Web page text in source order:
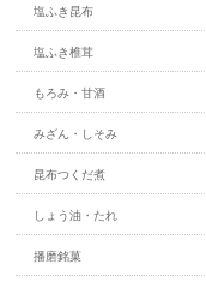
塩ふき昆布
塩ふき椎茸
もろみ・甘酒
みざん・しそみ
昆布つくだ煮
しょう油・たれ
播磨銘菓